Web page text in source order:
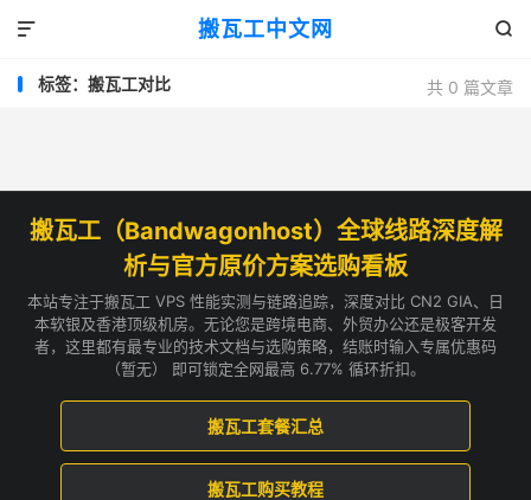
搬瓦工中文网 

共 0 篇文章
标签：搬瓦工对比
搬瓦工（Bandwagonhost）全球线路深度解
析与官方原价方案选购看板
本站专注于搬瓦工 VPS 性能实测与链路追踪，深度对比 CN2 GIA、日
本软银及香港顶级机房。无论您是跨境电商、外贸办公还是极客开发
者，这里都有最专业的技术文档与选购策略，结账时输入专属优惠码
（暂无） 即可锁定全网最高 6.77% 循环折扣。
搬瓦工套餐汇总
搬瓦工购买教程